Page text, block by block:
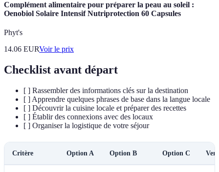
Complément alimentaire pour préparer la peau au soleil :
Oenobiol Solaire Intensif Nutriprotection 60 Capsules
Phyt's
14.06 EURVoir le prix
Checklist avant départ
[ ] Rassembler des informations clés sur la destination
[ ] Apprendre quelques phrases de base dans la langue locale
[ ] Découvrir la cuisine locale et préparer des recettes
[ ] Établir des connexions avec des locaux
[ ] Organiser la logistique de votre séjour
Critère Option A Option B Option C